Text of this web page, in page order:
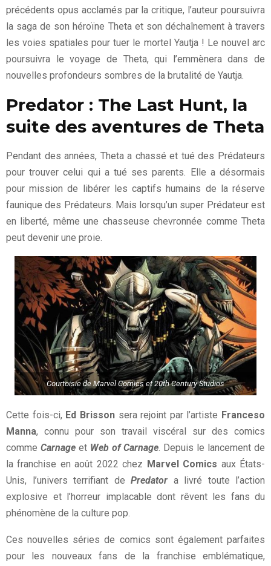
précédents opus acclamés par la critique, l’auteur poursuivra
la saga de son héroïne Theta et son déchaînement à travers
les voies spatiales pour tuer le mortel Yautja ! Le nouvel arc
poursuivra le voyage de Theta, qui l’emmènera dans de
nouvelles profondeurs sombres de la brutalité de Yautja.
Predator : The Last Hunt, la
suite des aventures de Theta
Pendant des années, Theta a chassé et tué des Prédateurs
pour trouver celui qui a tué ses parents. Elle a désormais
pour mission de libérer les captifs humains de la réserve
faunique des Prédateurs. Mais lorsqu’un super Prédateur est
en liberté, même une chasseuse chevronnée comme Theta
peut devenir une proie.
Courtoisie de Marvel Comics et 20th Century Studios
Cette fois-ci, Ed Brissonsera rejoint par l’artiste Franceso
Manna, connu pour son travail viscéral sur des comics
comme Carnageet Web of Carnage. Depuis le lancement de
la franchise en août 2022 chez Marvel Comics aux États-
Unis, l’univers terrifiant de Predator a livré toute l’action
explosive et l’horreur implacable dont rêvent les fans du
phénomène de la culture pop.
Ces nouvelles séries de comics sont également parfaites
pour les nouveaux fans de la franchise emblématique,